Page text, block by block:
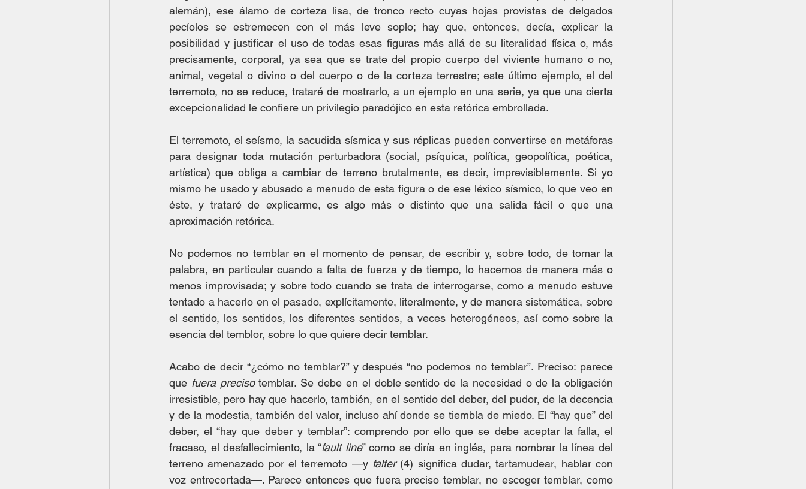
alemán), ese álamo de corteza lisa, de tronco recto cuyas hojas provistas de delgados
pecíolos se estremecen con el más leve soplo; hay que, entonces, decía, explicar la
posibilidad y justificar el uso de todas esas figuras más allá de su literalidad física o, más
precisamente, corporal, ya sea que se trate del propio cuerpo del viviente humano o no,
animal, vegetal o divino o del cuerpo o de la corteza terrestre; este último ejemplo, el del
terremoto, no se reduce, trataré de mostrarlo, a un ejemplo en una serie, ya que una cierta
excepcionalidad le confiere un privilegio paradójico en esta retórica embrollada.
El terremoto, el seísmo, la sacudida sísmica y sus réplicas pueden convertirse en metáforas
para designar toda mutación perturbadora (social, psíquica, política, geopolítica, poética,
artística) que obliga a cambiar de terreno brutalmente, es decir, imprevisiblemente. Si yo
mismo he usado y abusado a menudo de esta figura o de ese léxico sísmico, lo que veo en
éste, y trataré de explicarme, es algo más o distinto que una salida fácil o que una
aproximación retórica.
No podemos no temblar en el momento de pensar, de escribir y, sobre todo, de tomar la
palabra, en particular cuando a falta de fuerza y de tiempo, lo hacemos de manera más o
menos improvisada; y sobre todo cuando se trata de interrogarse, como a menudo estuve
tentado a hacerlo en el pasado, explícitamente, literalmente, y de manera sistemática, sobre
el sentido, los sentidos, los diferentes sentidos, a veces heterogéneos, así como sobre la
esencia del temblor, sobre lo que quiere decir temblar.
Acabo de decir “¿cómo no temblar?” y después “no podemos no temblar”. Preciso: parece
que fuera preciso temblar. Se debe en el doble sentido de la necesidad o de la obligación
irresistible, pero hay que hacerlo, también, en el sentido del deber, del pudor, de la decencia
y de la modestia, también del valor, incluso ahí donde se tiembla de miedo. El “hay que” del
deber, el “hay que deber y temblar”: comprendo por ello que se debe aceptar la falla, el
fracaso, el desfallecimiento, la “fault line” como se diría en inglés, para nombrar la línea del
terreno amenazado por el terremoto —y falter (4) significa dudar, tartamudear, hablar con
voz entrecortada—. Parece entonces que fuera preciso temblar, no escoger temblar, como